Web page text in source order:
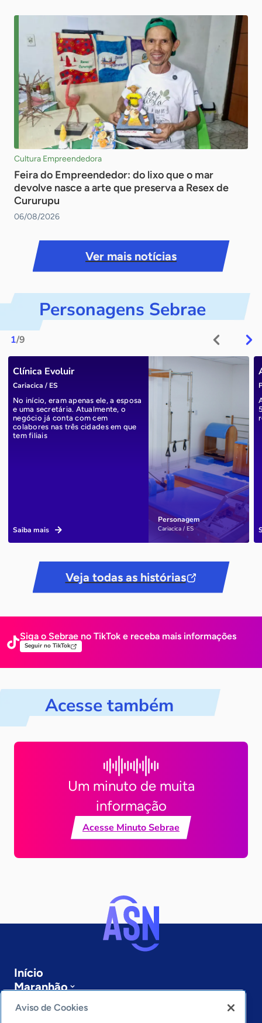
Cultura Empreendedora
Feira do Empreendedor: do lixo que o mar
devolve nasce a arte que preserva a Resex de
Cururupu
06/08/2026
Ver mais notícias
Personagens Sebrae
1/9
Personagem
Cariacica / ES
Clínica Evoluir
Cariacica / ES
No início, eram apenas ele, a esposa
e uma secretária. Atualmente, o
negócio já conta com cem
colabores nas três cidades em que
tem filiais
Saiba mais
Veja todas as histórias
Siga o Sebrae no TikTok e receba mais informações
Seguir no TikTok
Acesse também
Um minuto de muita
informação
Acesse Minuto Sebrae
Início
Maranhão
Sobre a ASN
Últimas notícias
Aviso de Cookies